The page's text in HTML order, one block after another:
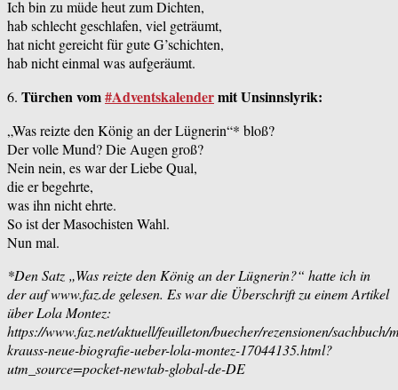
Ich bin zu müde heut zum Dichten,
hab schlecht geschlafen, viel geträumt,
hat nicht gereicht für gute G’schichten,
hab nicht einmal was aufgeräumt.
6. Türchen vom#Adventskalendermit Unsinnslyrik:
„Was reizte den König an der Lügnerin“* bloß?
Der volle Mund? Die Augen groß?
Nein nein, es war der Liebe Qual,
die er begehrte,
was ihn nicht ehrte.
So ist der Masochisten Wahl.
Nun mal.
*Den Satz „Was reizte den König an der Lügnerin?“ hatte ich in
der auf www.faz.de gelesen. Es war die Überschrift zu einem Artikel
über Lola Montez:
https://www.faz.net/aktuell/feuilleton/buecher/rezensionen/sachbuch/
krauss-neue-biografie-ueber-lola-montez-17044135.html?
utm_source=pocket-newtab-global-de-DE